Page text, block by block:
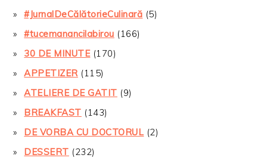
#JurnalDeCălătorieCulinară (5)
#tucemanancilabirou (166)
30 DE MINUTE(170)
APPETIZER(115)
ATELIERE DE GATIT (9)
BREAKFAST (143)
DE VORBA CU DOCTORUL (2)
DESSERT (232)